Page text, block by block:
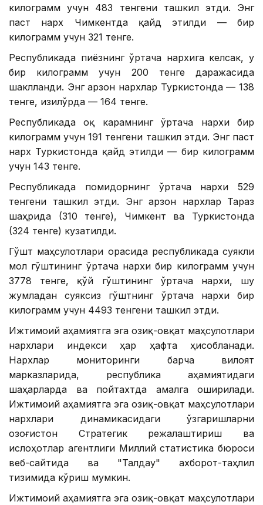
килограмм учун 483 тенгени ташкил этди. Энг
паст нарх Чимкентда қайд этилди — бир
килограмм учун 321 тенге.
Республикада пиёзнинг ўртача нархига келсак, у
бир килограмм учун 200 тенге даражасида
шаклланди. Энг арзон нархлар Туркистонда — 138
тенге, Қизилўрда — 164 тенге.
Республикада оқ карамнинг ўртача нархи бир
килограмм учун 191 тенгени ташкил этди. Энг паст
нарх Туркистонда қайд этилди — бир килограмм
учун 143 тенге.
Республикада помидорнинг ўртача нархи 529
тенгени ташкил этди. Энг арзон нархлар Тараз
шаҳрида (310 тенге), Чимкент ва Туркистонда
(324 тенге) кузатилди.
Гўшт маҳсулотлари орасида республикада суякли
мол гўштининг ўртача нархи бир килограмм учун
3778 тенге, қўй гўштининг ўртача нархи, шу
жумладан суяксиз гўштнинг ўртача нархи бир
килограмм учун 4493 тенгени ташкил этди.
Ижтимоий аҳамиятга эга озиқ-овқат маҳсулотлари
нархлари индекси ҳар ҳафта ҳисобланади.
Нархлар мониторинги барча вилоят
марказларида, республика аҳамиятидаги
шаҳарларда ва пойтахтда амалга оширилади.
Ижтимоий аҳамиятга эга озиқ-овқат маҳсулотлари
нархлари динамикасидаги ўзгаришларни
Қозоғистон Стратегик режалаштириш ва
ислоҳотлар агентлиги Миллий статистика бюроси
веб-сайтида ва "Талдау" ахборот-таҳлил
тизимида кўриш мумкин.
Ижтимоий аҳамиятга эга озиқ-овқат маҳсулотлари